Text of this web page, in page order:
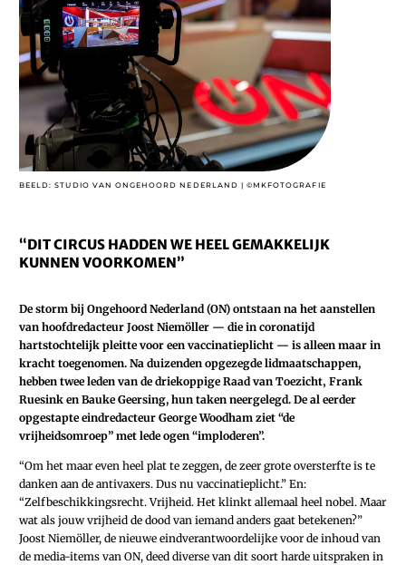
BEELD: STUDIO VAN ONGEHOORD NEDERLAND | ©MKFOTOGRAFIE
“DIT CIRCUS HADDEN WE HEEL GEMAKKELIJK
KUNNEN VOORKOMEN”
De storm bij Ongehoord Nederland (ON) ontstaan na het aanstellen
van hoofdredacteur Joost Niemöller — die in coronatijd
hartstochtelijk pleitte voor een vaccinatieplicht — is alleen maar in
kracht toegenomen. Na duizenden opgezegde lidmaatschappen,
hebben twee leden van de driekoppige Raad van Toezicht‚ Frank
Ruesink en Bauke Geersing, hun taken neergelegd. De al eerder
opgestapte eindredacteur George Woodham ziet “de
vrijheidsomroep” met lede ogen “imploderen”.
“Om het maar even heel plat te zeggen, de zeer grote oversterfte is te
danken aan de antivaxers. Dus nu vaccinatieplicht.” En:
“Zelfbeschikkingsrecht. Vrijheid. Het klinkt allemaal heel nobel. Maar
wat als jouw vrijheid de dood van iemand anders gaat betekenen?”
Joost Niemöller, de nieuwe eindverantwoordelijke voor de inhoud van
de media-items van ON, deed diverse van dit soort harde uitspraken in